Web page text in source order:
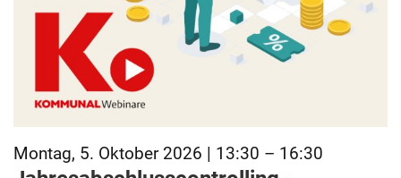
Montag, 5. Oktober 2026 | 13:30 – 16:30